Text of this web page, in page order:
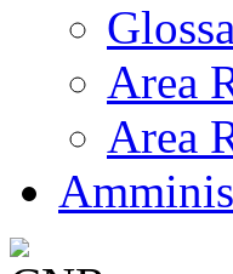
Area
Area